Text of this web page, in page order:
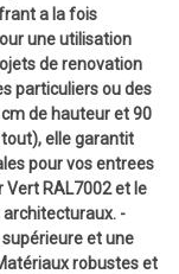
a la fois
une utilisation
de renovation
particuliers ou des
de hauteur et 90
elle garantit
pour vos entrees
Vert RAL7002 et le
-
et une
robustes et